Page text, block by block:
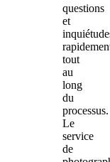
questions
et
tout
au
long
du
processus.
Le
service
de